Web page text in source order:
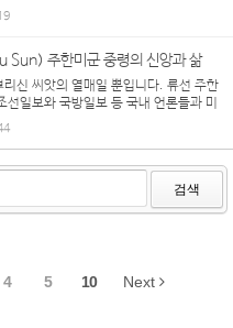
의 일이었습니다. 가까이는 남편의 자
계로교회)의 ...
Sun) 주한미군 중령의 신앙과 삶
신 씨앗의 열매일 뿐입니다. 류선 주한
선일보와 국방일보 등 국내 언론들과 미
스토리가 잇따라 대대적으로 소개됐
Sun) 중령이다...
검색
4 5 10 Next